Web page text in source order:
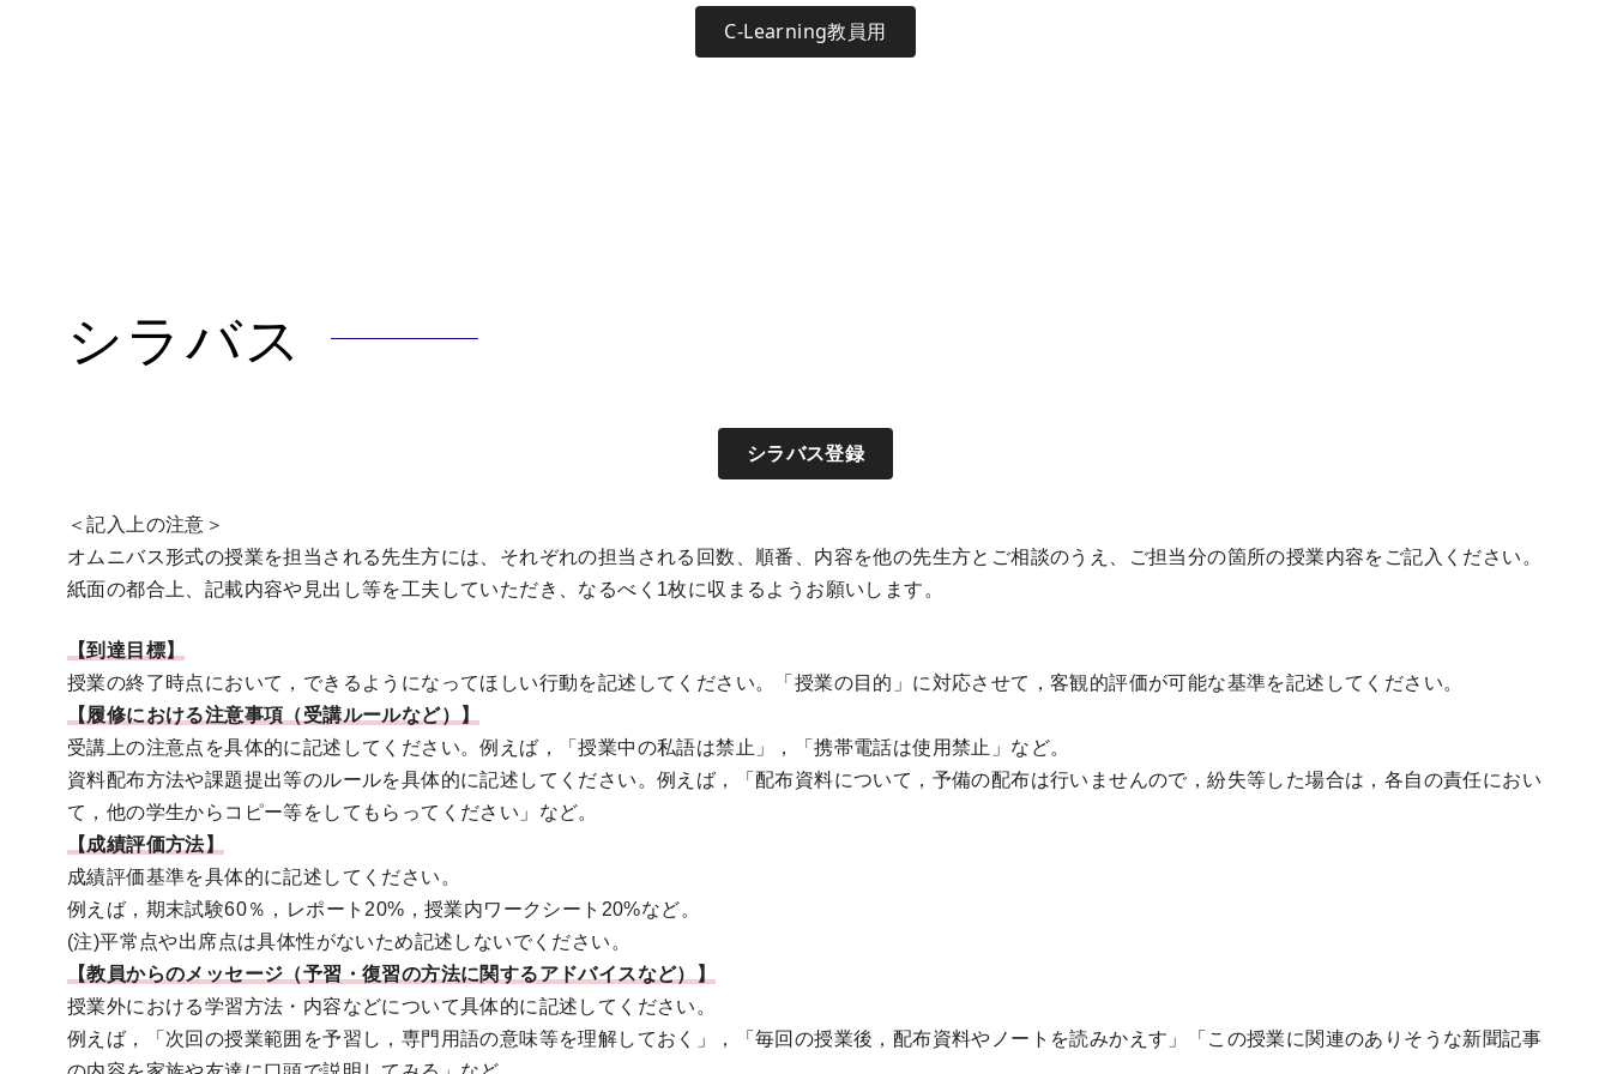
C-Learning教員用
シラバス
シラバス登録
＜記入上の注意＞
オムニバス形式の授業を担当される先生方には、それぞれの担当される回数、順番、内容を他の先生方とご相談のうえ、ご担当分の箇所の授業内容をご記入ください。
紙面の都合上、記載内容や見出し等を工夫していただき、なるべく1枚に収まるようお願いします。
【到達目標】
授業の終了時点において，できるようになってほしい行動を記述してください。「授業の目的」に対応させて，客観的評価が可能な基準を記述してください。
【履修における注意事項（受講ルールなど）】
受講上の注意点を具体的に記述してください。例えば，「授業中の私語は禁止」，「携帯電話は使用禁止」など。
資料配布方法や課題提出等のルールを具体的に記述してください。例えば，「配布資料について，予備の配布は行いませんので，紛失等した場合は，各自の責任におい
て，他の学生からコピー等をしてもらってください」など。
【成績評価方法】
成績評価基準を具体的に記述してください。
例えば，期末試験60％，レポート20%，授業内ワークシート20%など。
(注)平常点や出席点は具体性がないため記述しないでください。
【教員からのメッセージ（予習・復習の方法に関するアドバイスなど）】
授業外における学習方法・内容などについて具体的に記述してください。
例えば，「次回の授業範囲を予習し，専門用語の意味等を理解しておく」，「毎回の授業後，配布資料やノートを読みかえす」「この授業に関連のありそうな新聞記事